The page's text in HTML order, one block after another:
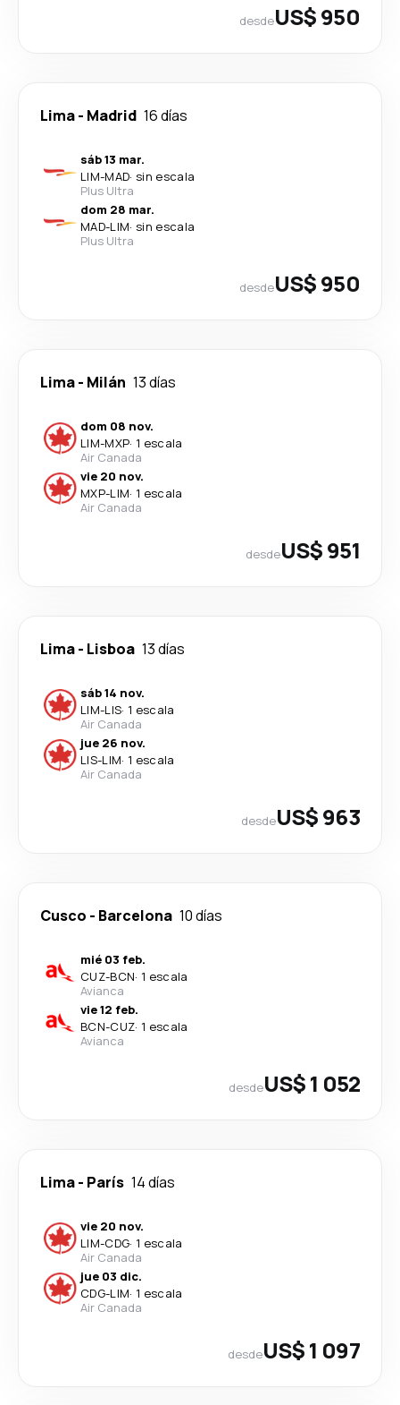
desdeUS$ 950
Lima- Madrid 16 días
sáb 13 mar.
LIM-MAD· sin escala
Plus Ultra
dom 28 mar.
MAD-LIM· sin escala
Plus Ultra
desdeUS$ 950
Lima- Milán 13 días
dom 08 nov.
LIM-MXP· 1 escala
Air Canada
vie 20 nov.
MXP-LIM· 1 escala
Air Canada
desdeUS$ 951
Lima- Lisboa 13 días
sáb 14 nov.
LIM-LIS· 1 escala
Air Canada
jue 26 nov.
LIS-LIM· 1 escala
Air Canada
desdeUS$ 963
Cusco - Barcelona 10 días
mié 03 feb.
CUZ-BCN· 1 escala
Avianca
vie 12 feb.
BCN-CUZ· 1 escala
Avianca
desdeUS$ 1 052
Lima- París 14 días
vie 20 nov.
LIM-CDG· 1 escala
Air Canada
jue 03 dic.
CDG-LIM· 1 escala
Air Canada
desdeUS$ 1 097